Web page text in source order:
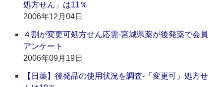
処方せん」は11％
2006年12月04日
４割が変更可処方せん応需‐宮城県薬が後発薬で会員
アンケート
2006年09月19日
【日薬】後発品の使用状況を調査‐「変更可」処方せ